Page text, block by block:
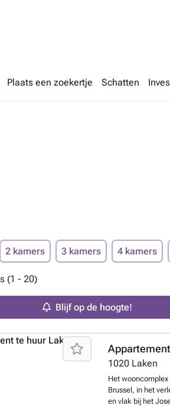
Plaats een zoekertje Schatten
2 kamers 3 kamers 4 kamers
(1 - 20)
Blijf op de hoogte!
1020 Laken
Het wooncomplex
Brussel, in het
en vlak bij het